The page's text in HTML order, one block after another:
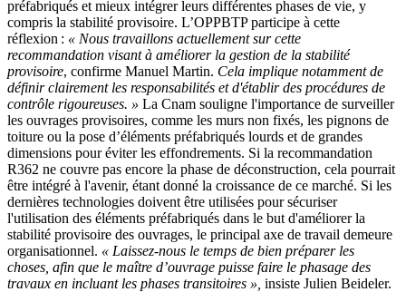
préfabriqués et mieux intégrer leurs différentes phases de vie, y
compris la stabilité provisoire. L’OPPBTP participe à cette
réflexion : « Nous travaillons actuellement sur cette
recommandation visant à améliorer la gestion de la stabilité
provisoire, confirme Manuel Martin. Cela implique notamment de
définir clairement les responsabilités et d'établir des procédures de
contrôle rigoureuses. » La Cnam souligne l'importance de surveiller
les ouvrages provisoires, comme les murs non fixés, les pignons de
toiture ou la pose d’éléments préfabriqués lourds et de grandes
dimensions pour éviter les effondrements. Si la recommandation
R362 ne couvre pas encore la phase de déconstruction, cela pourrait
être intégré à l'avenir, étant donné la croissance de ce marché. Si les
dernières technologies doivent être utilisées pour sécuriser
l'utilisation des éléments préfabriqués dans le but d'améliorer la
stabilité provisoire des ouvrages, le principal axe de travail demeure
organisationnel. « Laissez-nous le temps de bien préparer les
choses, afin que le maître d’ouvrage puisse faire le phasage des
travaux en incluant les phases transitoires », insiste Julien Beideler.